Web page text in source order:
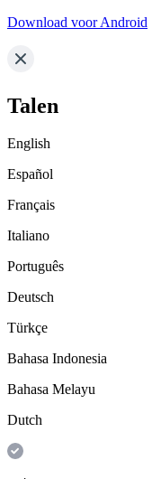
Download voor Android
Talen
English
Español
Français
Italiano
Português
Deutsch
Türkçe
Bahasa Indonesia
Bahasa Melayu
Dutch